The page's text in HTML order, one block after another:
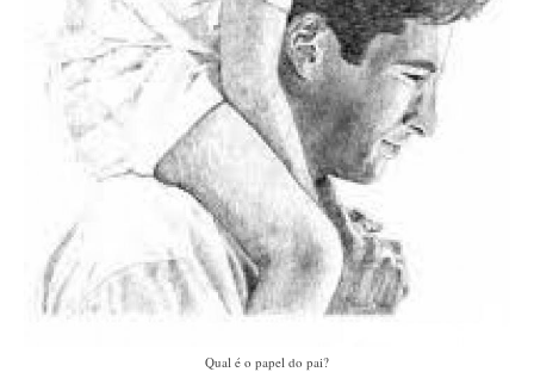
Qual é o papel do pai?